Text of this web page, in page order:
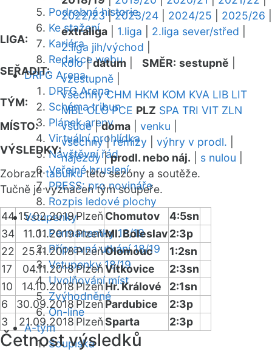
Podrobná historie
Ke stažení
Kariéra
Redakce webu
DRFG Arena
DRFG Arena
Schéma tribun
Plánek areny
Virtuální prohlídka
Návštěvní řád
Veřejné bruslení
PRESS: pro novináře
Rozpis ledové plochy
Vstupenky
Permanentky 18/19
Přípravná utkání 18/19
Vstupenky 18/19
Uvolňování míst
Zvýhodněné
On-line
A-tým
Soupiska
2022/23|2023/24 2024/25 2025/26
LIGA:
extraliga 1.liga 2.liga sever/střed
2.liga jih/východ
SEŘADIT:
kolo|datum SMĚR: sestupně
vzestupně
TÝM:
všechny CHM HKM KOM KVA LIB LIT
MBL OLO PCE PLZ SPA TRI VIT ZLN
MÍSTO:
všude|doma venku
VÝSLEDKY:
všechny|remízy výhry v prodl.
nájezdy|prodl. nebo náj. s nulou
Zobrazittabulkutéto sezóny a soutěže.
Tučně je vyznačen tým soupeře.
44 15.02.2019Plzeň Chomutov
4:5sn
34
11.01.2019PlzeňMl. Boleslav2:3p
22
25.11.2018PlzeňOlomouc
1:2sn
17
04.11.2018PlzeňVítkovice
2:3sn
10
14.10.2018Plzeň Hr. Králové
2:1sn
6
30.09.2018Plzeň Pardubice
2:3p
3
21.09.2018 PlzeňSparta 2:3p
Četnost výsledků